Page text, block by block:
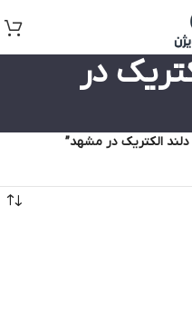
در
الکتریک در مشهد”